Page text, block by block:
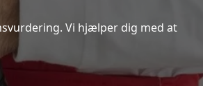
Vi hjælper dig med at